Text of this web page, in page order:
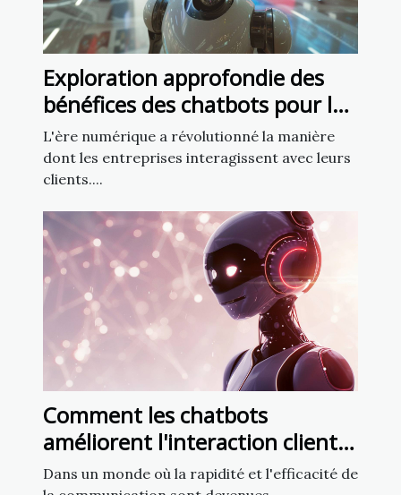
Exploration approfondie des
bénéfices des chatbots pour la
fidélisation client
L'ère numérique a révolutionné la manière
dont les entreprises interagissent avec leurs
clients....
Comment les chatbots
améliorent l'interaction client
dans le secteur francophone
Dans un monde où la rapidité et l'efficacité de